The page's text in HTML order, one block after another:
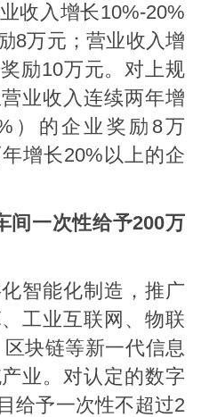
收入增长10%-20%
8万元；营业收入增
励10万元。对上规
业收入连续两年增
）的企业奖励8万
增长20%以上的企
间一次性给予200万
智能化制造，推广
工业互联网、物联
块链等新一代信息
业。对认定的数字
给予一次性不超过2